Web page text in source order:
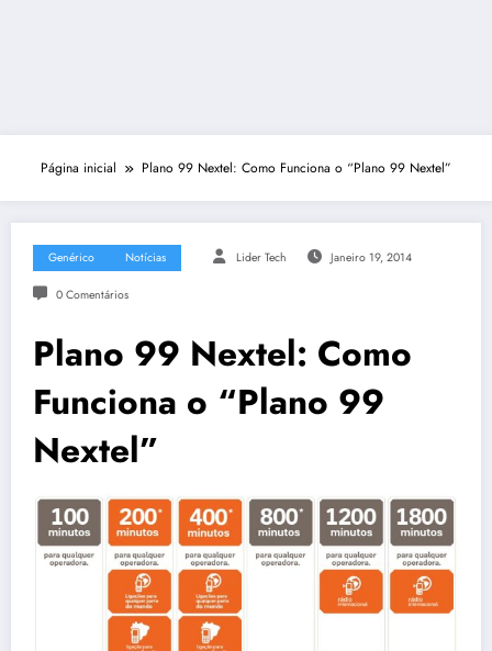
Página inicial Plano 99 Nextel: Como Funciona o “Plano 99 Nextel”
Genérico Notícias Lider Tech Janeiro 19, 2014
0 Comentários
Plano 99 Nextel: Como
Funciona o “Plano 99
Nextel”